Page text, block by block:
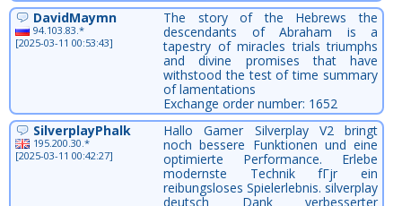
DavidMaymn
94.103.83.*
[2025-03-11 00:53:43]
The story of the Hebrews the
descendants of Abraham is a
tapestry of miracles trials triumphs
and divine promises that have
withstood the test of time summary
of lamentations
Exchange order number: 1652
SilverplayPhalk
195.200.30.*
[2025-03-11 00:42:27]
Hallo Gamer Silverplay V2 bringt
noch bessere Funktionen und eine
optimierte Performance. Erlebe
modernste Technik fГјr ein
reibungsloses Spielerlebnis. silverplay
deutsch Dank verbesserter